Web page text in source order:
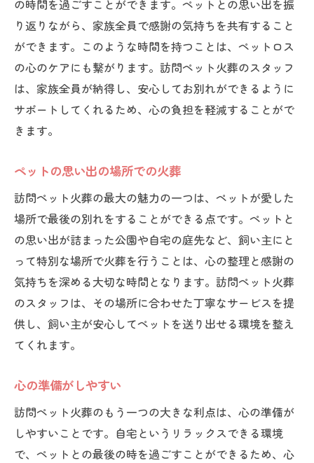
の時間を過ごすことができます。ペットとの思い出を振
り返りながら、家族全員で感謝の気持ちを共有すること
ができます。このような時間を持つことは、ペットロス
の心のケアにも繋がります。訪問ペット火葬のスタッフ
は、家族全員が納得し、安心してお別れができるように
サポートしてくれるため、心の負担を軽減することがで
きます。
ペットの思い出の場所での火葬
訪問ペット火葬の最大の魅力の一つは、ペットが愛した
場所で最後の別れをすることができる点です。ペットと
の思い出が詰まった公園や自宅の庭先など、飼い主にと
って特別な場所で火葬を行うことは、心の整理と感謝の
気持ちを深める大切な時間となります。訪問ペット火葬
のスタッフは、その場所に合わせた丁寧なサービスを提
供し、飼い主が安心してペットを送り出せる環境を整え
てくれます。
心の準備がしやすい
訪問ペット火葬のもう一つの大きな利点は、心の準備が
しやすいことです。自宅というリラックスできる環境
で、ペットとの最後の時を過ごすことができるため、心